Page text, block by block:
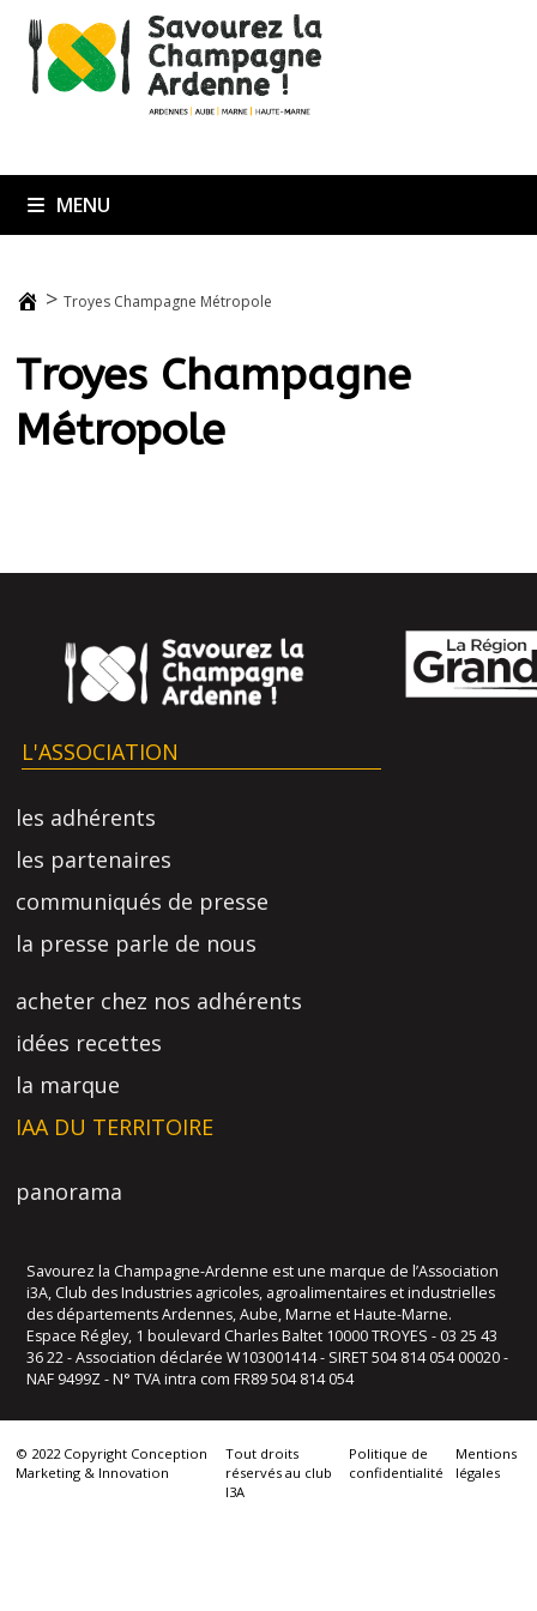
Passer
contenu
MENU
>Troyes Champagne Métropole
Troyes Champagne
Métropole
L'ASSOCIATION
les adhérents
les partenaires
communiqués de presse
la presse parle de nous
acheter chez nos adhérents
idées recettes
la marque
IAA DU TERRITOIRE
panorama
Savourez la Champagne-Ardenne est une marque de l’Association
i3A, Club des Industries agricoles, agroalimentaires et industrielles
des départements Ardennes, Aube, Marne et Haute-Marne.
Espace Régley, 1 boulevard Charles Baltet 10000 TROYES - 03 25 43
36 22 - Association déclarée W103001414 - SIRET 504 814 054 00020 -
NAF 9499Z - N° TVA intra com FR89 504 814 054
© 2022 Copyright Conception
Marketing & Innovation
Tout droits
réservés au club
I3A
Politique de
confidentialité
Mentions
légales